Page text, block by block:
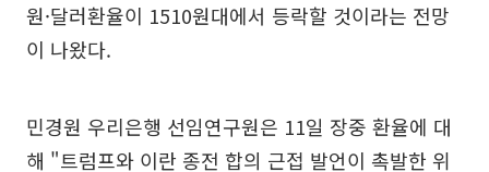
원·달러환율이 1510원대에서 등락할 것이라는 전망
이 나왔다.
민경원 우리은행 선임연구원은 11일 장중 환율에 대
해 "트럼프와 이란 종전 합의 근접 발언이 촉발한 위